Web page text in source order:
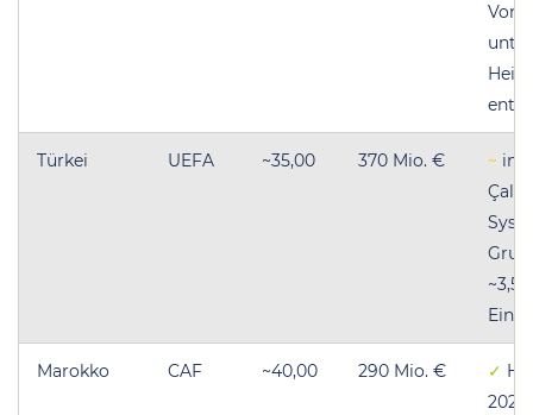
Türkei UEFA ~35,00 370 Mio. € ~
Marokko CAF ~40,00 290 Mio. € ✓
2022